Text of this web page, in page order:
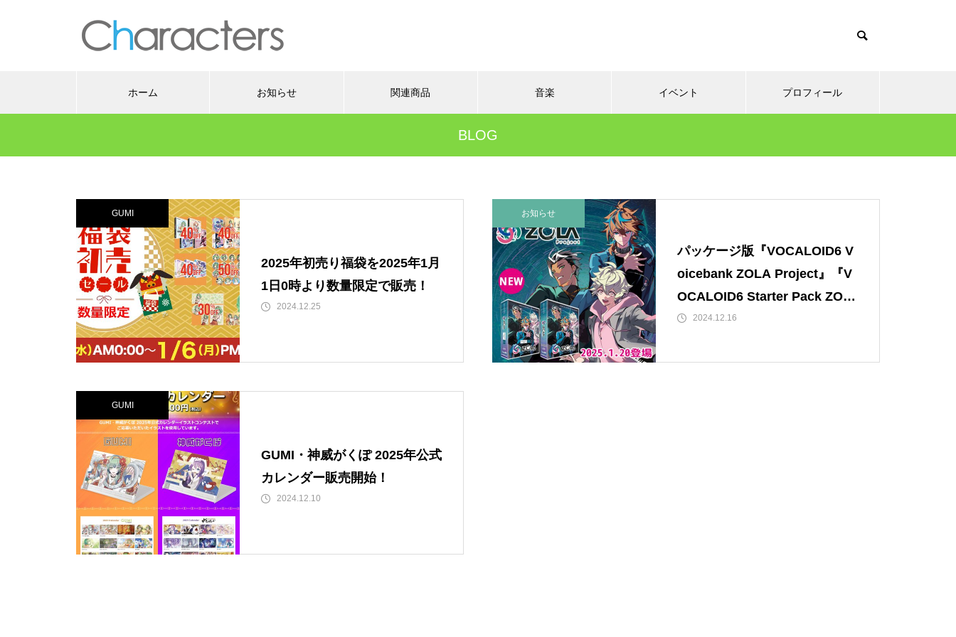
ホーム お知らせ 関連商品 音楽 イベント プロフィール
BLOG
GUMI
2025年初売り福袋を2025年1月
1日0時より数量限定で販売！
2024.12.25
お知らせ
パッケージ版『VOCALOID6 V
oicebank ZOLA Project』『V
OCALOID6 Starter Pack ZOL
A Project』2025/1/20発売決
2024.12.16
GUMI
GUMI・神威がくぽ 2025年公式
カレンダー販売開始！
2024.12.10